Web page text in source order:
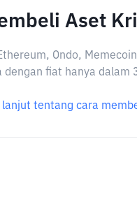
Aset
Ondo,
dengan fiat hanya dalam
lanjut tentang cara